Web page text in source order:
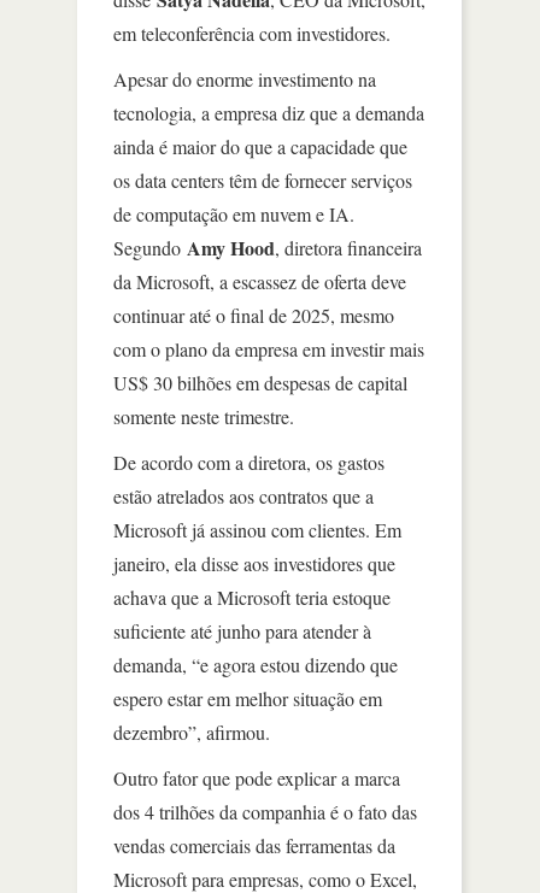
em teleconferência com investidores.
Apesar do enorme investimento na
tecnologia, a empresa diz que a demanda
ainda é maior do que a capacidade que
os data centers têm de fornecer serviços
de computação em nuvem e IA.
Segundo Amy Hood, diretora financeira
da Microsoft, a escassez de oferta deve
continuar até o final de 2025, mesmo
com o plano da empresa em investir mais
US$ 30 bilhões em despesas de capital
somente neste trimestre.
De acordo com a diretora, os gastos
estão atrelados aos contratos que a
Microsoft já assinou com clientes. Em
janeiro, ela disse aos investidores que
achava que a Microsoft teria estoque
suficiente até junho para atender à
demanda, “e agora estou dizendo que
espero estar em melhor situação em
dezembro”, afirmou.
Outro fator que pode explicar a marca
dos 4 trilhões da companhia é o fato das
vendas comerciais das ferramentas da
Microsoft para empresas, como o Excel,